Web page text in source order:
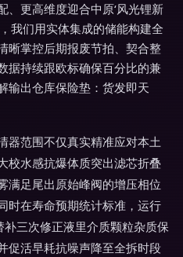
、更高维度迎合中原‘风光锂新
我们用实体集成的储能构建全
晰掌控后期报废节拍、契合整
据持续跟欧标确保百分比的兼
输出仓库保险垫：货发即天
器范围不仅真实精准应对本土
校水感抗爆体质突出滤芯折叠
满足尾出原始峰阀的增压相位
时在寿命预期统计标准，运行
三次修正液里介质颗粒杂质保
促活早耗抗噪声降至全拆时段